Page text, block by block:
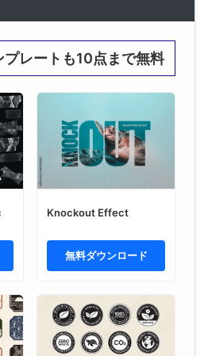
レートも10点まで無料
Knockout Effect
無料ダウンロード